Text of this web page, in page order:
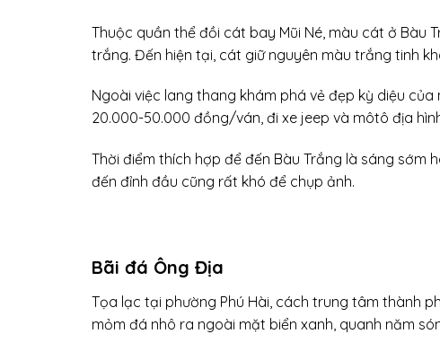
Thuộc quần thể đồi cát bay Mũi Né, màu cát ở Bàu
trắng. Đến hiện tại, cát giữ nguyên màu trắng tinh
Ngoài việc lang thang khám phá vẻ đẹp kỳ diệu
20.000-50.000 đồng/ván, đi xe jeep và môtô địa
Thời điểm thích hợp để đến Bàu Trắng là sáng
đến đỉnh đầu cũng rất khó để chụp ảnh.
Bãi đá Ông Địa
Tọa lạc tại phường Phú Hài, cách trung tâm thành
mỏm đá nhô ra ngoài mặt biển xanh, quanh năm